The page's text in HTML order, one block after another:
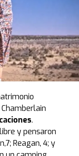
amor por el
Mail)
y por
.
y pensaron
Reagan, 4; y